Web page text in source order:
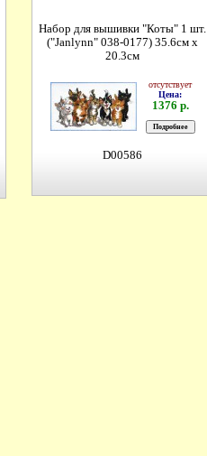
Набор для вышивки "Коты" 1 шт.
("Janlynn" 038-0177) 35.6см х
20.3см
отсутствует
Цена:
1376 р.
D00586